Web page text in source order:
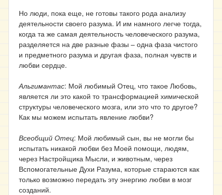
Но люди, пока еще, не готовы такого рода анализу
деятельности своего разума. И им намного легче тогда,
когда та же самая деятельность человеческого разума,
разделяется на две разные фазы – одна фаза чистого
и предметного разума и другая фаза, полная чувств и
любви сердце.
Альгимантас: Мой любимый Отец, что такое Любовь,
является ли это какой то трансформацией химической
структуры человеческого мозга, или это что то другое?
Как мы можем испытать явление любви?
Всеобщий Отец: Мой любимый сын, вы не могли бы
испытать никакой любви без Моей помощи, людям,
через Настройщика Мысли, и животным, через
Вспомогательные Духи Разума, которые стараются как
только возможно передать эту энергию любви в мозг
созданий.